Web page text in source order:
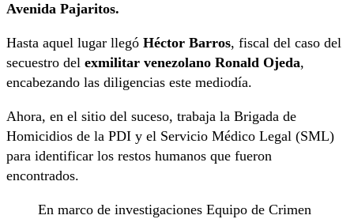
Avenida Pajaritos.
Hasta aquel lugar llegó Héctor Barros, fiscal del caso del
secuestro del exmilitar venezolano Ronald Ojeda,
encabezando las diligencias este mediodía.
Ahora, en el sitio del suceso, trabaja la Brigada de
Homicidios de la PDI y el Servicio Médico Legal (SML)
para identificar los restos humanos que fueron
encontrados.
En marco de investigaciones Equipo de Crimen